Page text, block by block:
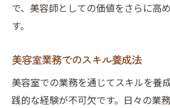
で、美容師としての価値をさらに高
す。
美容室業務でのスキル養成法
美容室での業務を通じてスキルを養
践的な経験が不可欠です。日々の業